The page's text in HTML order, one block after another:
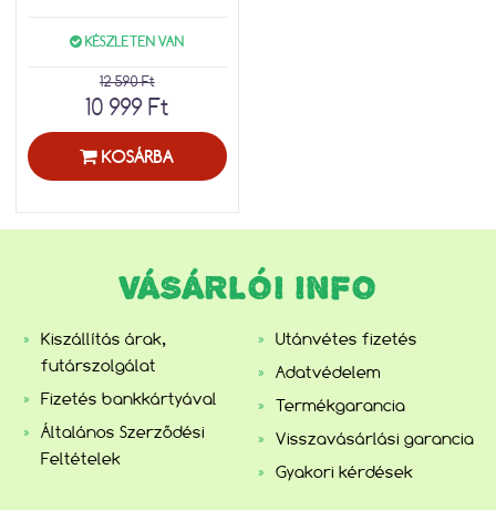
KÉSZLETEN VAN
12 590 Ft
10 999 Ft
KOSÁRBA
VÁSÁRLÓI INFO
Kiszállítás árak,
futárszolgálat
Fizetés bankkártyával
Általános Szerződési
Feltételek
Utánvétes fizetés
Adatvédelem
Termékgarancia
Visszavásárlási garancia
Gyakori kérdések